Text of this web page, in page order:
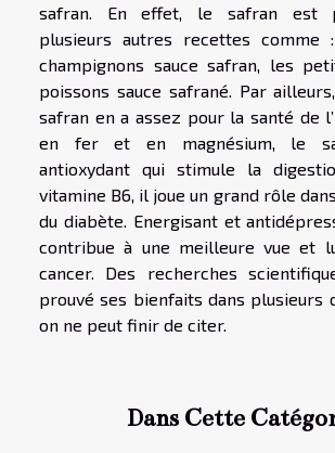
safran. En effet, le safran est
plusieurs autres recettes comme
champignons sauce safran, les
poissons sauce safrané. Par
safran en a assez pour la santé de
en fer et en magnésium, le
antioxydant qui stimule la
vitamine B6, il joue un grand rôle
du diabète. Energisant et
contribue à une meilleure vue et
cancer. Des recherches
prouvé ses bienfaits dans plusieurs
on ne peut finir de citer.
Dans Cette